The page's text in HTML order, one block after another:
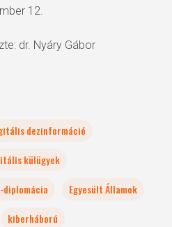
12.
dr. Nyáry Gábor
dezinformáció
külügyek
diplomácia
Egyesült Államok
kiberháború